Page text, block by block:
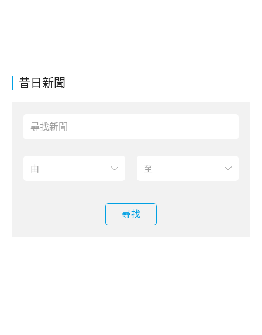
昔日新聞
尋找